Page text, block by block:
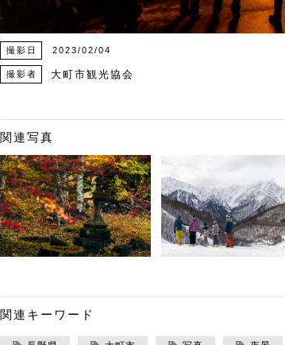
撮影日 2023/02/04
撮影者 大町市観光協会
関連写真
関連キーワード